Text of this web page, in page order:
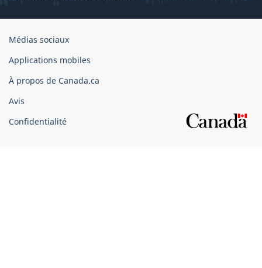
Organisation
gouvernement
du
Canada
Médias sociaux
Applications mobiles
À propos de Canada.ca
Avis
Confidentialité